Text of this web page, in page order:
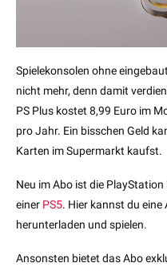
Spielekonsolen ohne
nicht mehr, denn damit
PS Plus kostet 8,99 Euro im
pro Jahr. Ein bisschen Geld
Karten im Supermarkt kaufst.
Neu im Abo ist die
einer PS5. Hier kannst du
herunterladen und spielen.
Ansonsten bietet das Abo